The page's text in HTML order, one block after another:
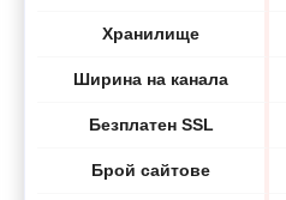
Хранилище
Ширина на канала
Безплатен SSL
Брой сайтове